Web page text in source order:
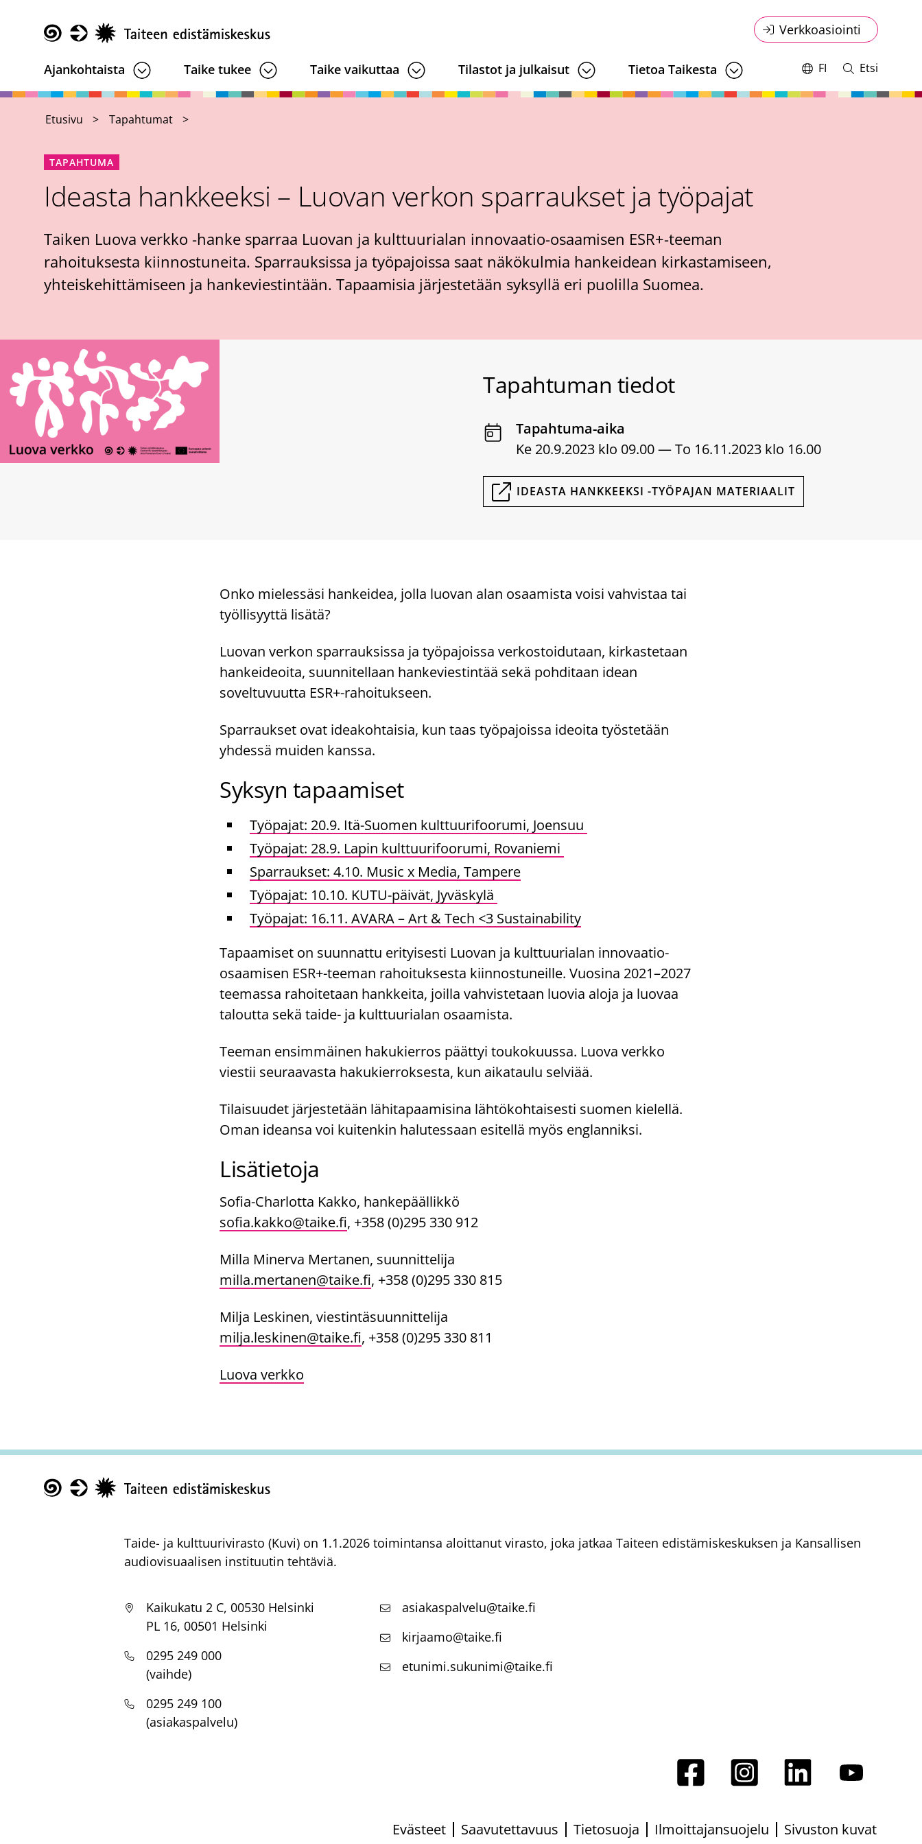
pääsisältöön
Online
service
menu
Verkkoasiointi
Ajankohtaista Taike tukee Taike vaikuttaa Tilastot ja julkaisut Tietoa Taikesta
Vaihda
nykyinen
FI
Avaa
sulje
Etsi
Etusivu Tapahtumat
TAPAHTUMA
Ideasta hankkeeksi – Luovan verkon sparraukset ja työpajat
Taiken Luova verkko -hanke sparraa Luovan ja kulttuurialan innovaatio-osaamisen ESR+-teeman
rahoituksesta kiinnostuneita. Sparrauksissa ja työpajoissa saat näkökulmia hankeidean kirkastamiseen,
yhteiskehittämiseen ja hankeviestintään. Tapaamisia järjestetään syksyllä eri puolilla Suomea.
Tapahtuman tiedot
Tapahtuma-aika
Ke 20.9.2023 klo 09.00 — To 16.11.2023 klo 16.00
IDEASTA HANKKEEKSI -TYÖPAJAN MATERIAALIT
Onko mielessäsi hankeidea, jolla luovan alan osaamista voisi vahvistaa tai
työllisyyttä lisätä?
Luovan verkon sparrauksissa ja työpajoissa verkostoidutaan, kirkastetaan
hankeideoita, suunnitellaan hankeviestintää sekä pohditaan idean
soveltuvuutta ESR+-rahoitukseen.
Sparraukset ovat ideakohtaisia, kun taas työpajoissa ideoita työstetään
yhdessä muiden kanssa.
Syksyn tapaamiset
Työpajat: 20.9. Itä-Suomen kulttuurifoorumi, Joensuu
Työpajat: 28.9. Lapin kulttuurifoorumi, Rovaniemi
Sparraukset: 4.10. Music x Media, Tampere
Työpajat: 10.10. KUTU-päivät, Jyväskylä
Työpajat: 16.11. AVARA – Art & Tech <3 Sustainability
Tapaamiset on suunnattu erityisesti Luovan ja kulttuurialan innovaatio-
osaamisen ESR+-teeman rahoituksesta kiinnostuneille. Vuosina 2021–2027
teemassa rahoitetaan hankkeita, joilla vahvistetaan luovia aloja ja luovaa
taloutta sekä taide- ja kulttuurialan osaamista.
Teeman ensimmäinen hakukierros päättyi toukokuussa. Luova verkko
viestii seuraavasta hakukierroksesta, kun aikataulu selviää.
Tilaisuudet järjestetään lähitapaamisina lähtökohtaisesti suomen kielellä.
Oman ideansa voi kuitenkin halutessaan esitellä myös englanniksi.
Lisätietoja
Sofia-Charlotta Kakko, hankepäällikkö
sofia.kakko@taike.fi, +358 (0)295 330 912
Milla Minerva Mertanen, suunnittelija
milla.mertanen@taike.fi, +358 (0)295 330 815
Milja Leskinen, viestintäsuunnittelija
milja.leskinen@taike.fi, +358 (0)295 330 811
Luova verkko
Taide- ja kulttuurivirasto (Kuvi) on 1.1.2026 toimintansa aloittanut virasto, joka jatkaa Taiteen edistämiskeskuksen ja Kansallisen
audiovisuaalisen instituutin tehtäviä.
Kaikukatu 2 C, 00530 Helsinki
PL 16, 00501 Helsinki
0295 249 000
(vaihde)
0295 249 100
(asiakaspalvelu)
asiakaspalvelu@taike.fi
kirjaamo@taike.fi
etunimi.sukunimi@taike.fi
Evästeet Saavutettavuus Tietosuoja Ilmoittajansuojelu Sivuston kuvat